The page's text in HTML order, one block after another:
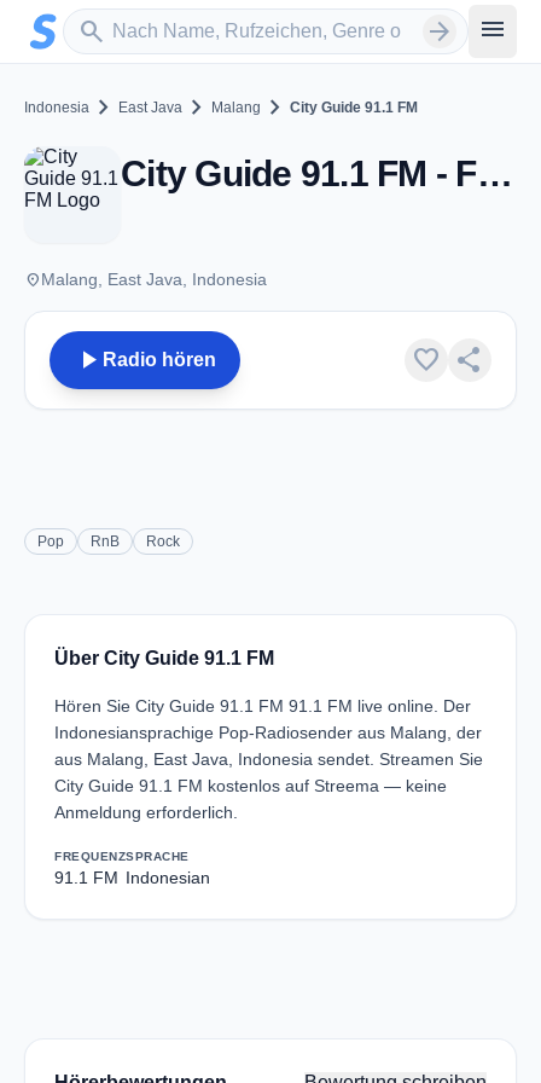
Zum Hauptinhalt springen
search
Sender suchen arrow_forward menu
Indonesia chevron_right East Java chevron_right Malang chevron_right City Guide 91.1 FM
City Guide 91.1 FM - FM 91.1 - Malang
placeMalang, East Java, Indonesia
play_arrow Radio hören favorite share
Pop RnB Rock
Über City Guide 91.1 FM
Hören Sie City Guide 91.1 FM 91.1 FM live online. Der
Indonesiansprachige Pop-Radiosender aus Malang, der
aus Malang, East Java, Indonesia sendet. Streamen Sie
City Guide 91.1 FM kostenlos auf Streema — keine
Anmeldung erforderlich.
FREQUENZ
91.1 FM
SPRACHE
Indonesian